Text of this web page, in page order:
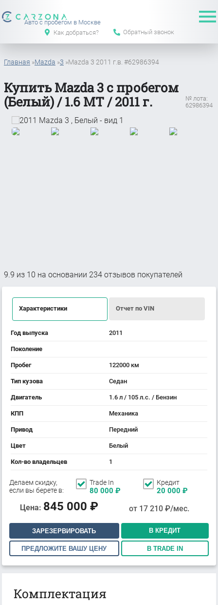
Авто с пробегом в Москве
Как добраться?
Обратный звонок
Главная »Mazda »3 »Mazda 3 2011 г.в. #62986394
Купить Mazda 3 с пробегом
(Белый) / 1.6 MT / 2011 г.
№ лота:
62986394
9.9 из 10 на основании 234 отзывов покупателей
Характеристики Отчет по VIN
Год выпуска 2011
Поколение
Пробег 122000 км
Тип кузова Седан
Двигатель 1.6 л / 105 л.с. / Бензин
КПП Механика
Привод Передний
Цвет Белый
Кол-во владельцев 1
Делаем скидку,
если вы берете в:
Trade In
80 000 ₽
Кредит
20 000 ₽
Цена: 845 000 ₽ от 17 210₽/мес.
ЗАРЕЗЕРВИРОВАТЬ В КРЕДИТ
ПРЕДЛОЖИТЕ ВАШУ ЦЕНУ В TRADE IN
Комплектация